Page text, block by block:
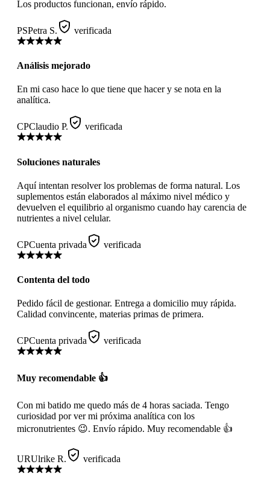
Los productos funcionan, envío rápido.
PSPetra S. verificada
Análisis mejorado
En mi caso hace lo que tiene que hacer y se nota en la
analítica.
CPClaudio P. verificada
Soluciones naturales
Aquí intentan resolver los problemas de forma natural. Los
suplementos están elaborados al máximo nivel médico y
devuelven el equilibrio al organismo cuando hay carencia de
nutrientes a nivel celular.
CPCuenta privada verificada
Contenta del todo
Pedido fácil de gestionar. Entrega a domicilio muy rápida.
Calidad convincente, materias primas de primera.
CPCuenta privada verificada
Muy recomendable 👍
Con mi batido me quedo más de 4 horas saciada. Tengo
curiosidad por ver mi próxima analítica con los
micronutrientes 😉. Envío rápido. Muy recomendable 👍
URUlrike R. verificada